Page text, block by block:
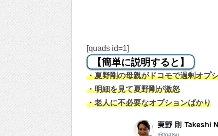
[quads id=1]
【簡単に説明すると】
・夏野剛の母親がドコモで過剰オプ
・明細を見て夏野剛が激怒
・老人に不必要なオプションばかり